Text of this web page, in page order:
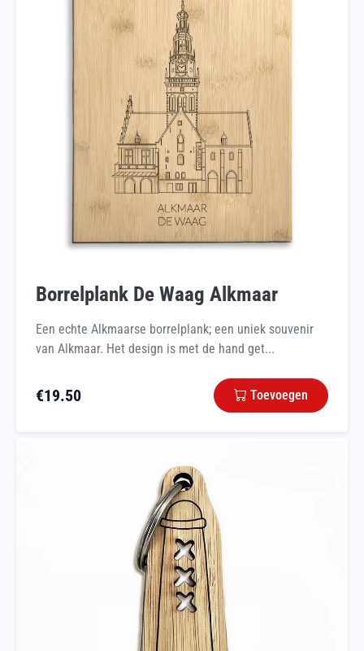
Borrelplank De Waag Alkmaar
Een echte Alkmaarse borrelplank; een uniek souvenir
van Alkmaar. Het design is met de hand get...
€19.50 Toevoegen